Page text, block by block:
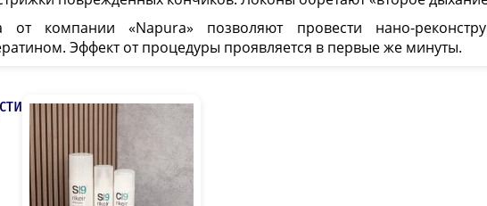
от компании «Napura» позволяют провести нано-
Эффект от процедуры проявляется в первые же минуты.